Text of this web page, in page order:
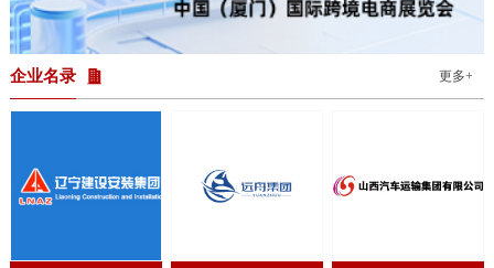
的深入洽谈。通过直观的产品展示与专业交流，越方企业进一步加深
了对临沂产品特色与优势的了解，为后续合作奠定了坚实基础。为进
一步把握越南市场动态与消费需求，活动期间，临沂国际商会还组织
企业名录 更多+